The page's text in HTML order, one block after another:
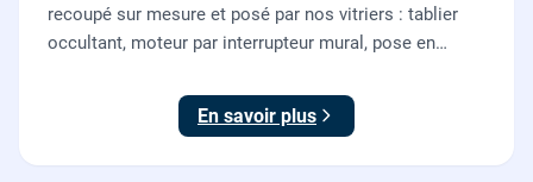
recoupé sur mesure et posé par nos vitriers : tablier
occultant, moteur par interrupteur mural, pose en
En savoir plus